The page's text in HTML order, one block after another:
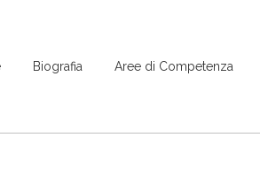
Biografia Aree di Competenza